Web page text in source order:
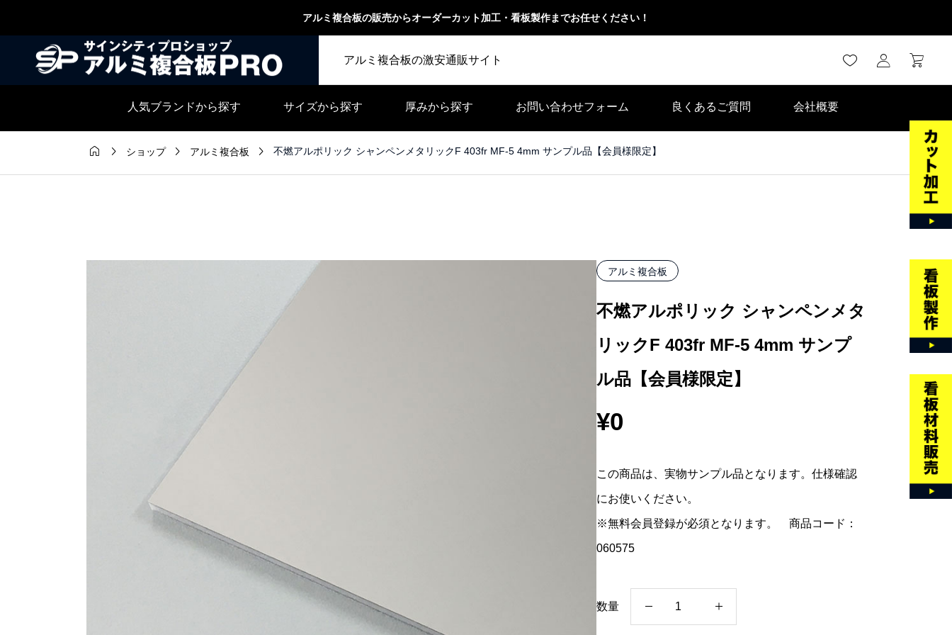
アルミ複合板の販売からオーダーカット加工・看板製作までお任せください！
アルミ複合板の激安通販サイト
人気ブランドから探す サイズから探す 厚みから探す お問い合わせフォーム 良くあるご質問 会社概要
  ショップ  アルミ複合板  不燃アルポリック シャンペンメタリックF 403fr MF-5 4mm サンプル品【会員様限定】
アルミ複合板
不燃アルポリック シャンペンメタ
リックF 403fr MF-5 4mm サンプ
ル品【会員様限定】
¥0
この商品は、実物サンプル品となります。仕様確認
にお使いください。
※無料会員登録が必須となります。 商品コード：
060575
数量
燃